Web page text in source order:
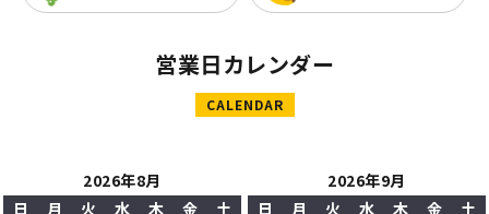
営業日カレンダー
CALENDAR
2026年8月
日
月 火 水 木 金 土
2026年9月
日
月 火 水 木 金 土